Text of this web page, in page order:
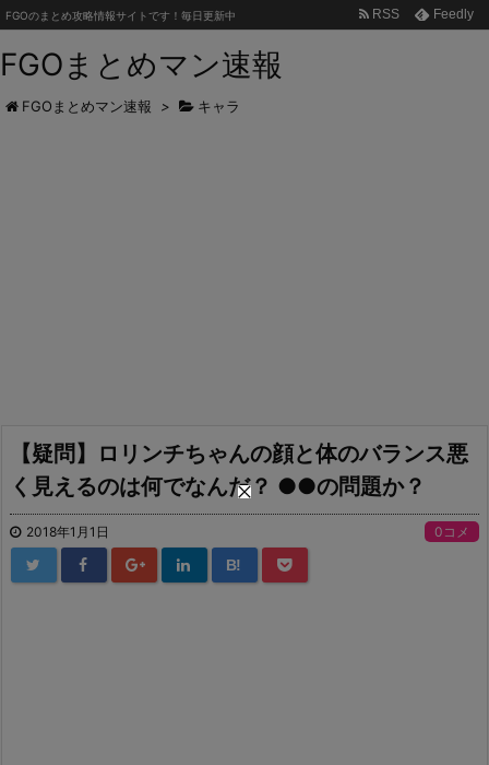
FGOまとめマン速報
FGOのまとめ攻略情報サイトです！毎日更新中 RSS Feedly
FGOまとめマン速報 > キャラ
【疑問】ロリンチちゃんの顔と体のバランス悪
く見えるのは何でなんだ？ ●●の問題か？
2018年1月1日 0コメ
B!